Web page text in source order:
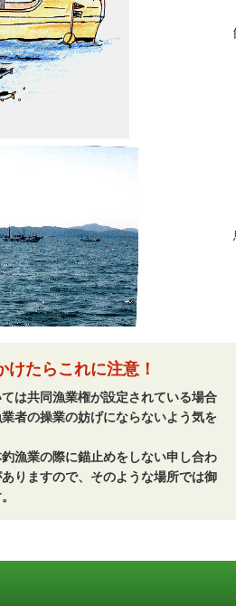
たらこれに注意！
は共同漁業権が設定されている場合
者の操業の妨げにならないよう気を
漁業の際に錨止めをしない申し合わ
りますので、そのような場所では御